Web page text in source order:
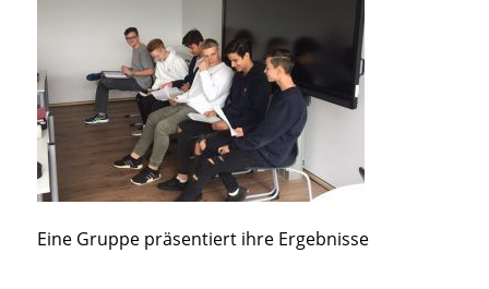
Eine Gruppe präsentiert ihre Ergebnisse